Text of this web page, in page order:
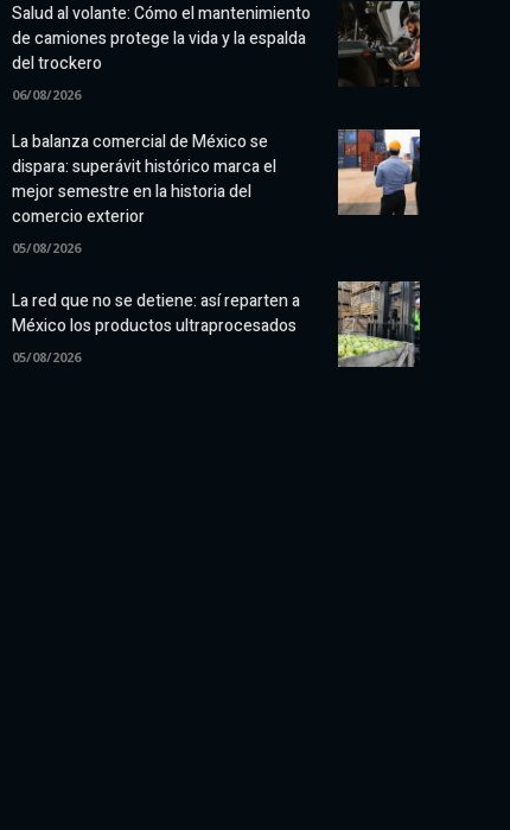
Salud al volante: Cómo el mantenimiento
de camiones protege la vida y la espalda
del trockero
06/08/2026
La balanza comercial de México se
dispara: superávit histórico marca el
mejor semestre en la historia del
comercio exterior
05/08/2026
La red que no se detiene: así reparten a
México los productos ultraprocesados
05/08/2026